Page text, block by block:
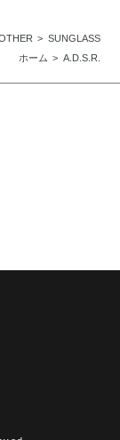
SUNGLASS
ホーム
A.D.S.R.